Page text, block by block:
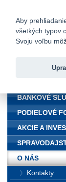
BANKOVÉ
PODIELOVÉ
AKCIE A
O NÁS
Kontakty
Aby
všetkých typov
Svoju voľbu